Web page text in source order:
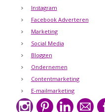
Instagram
Facebook Adverteren
Marketing
Social Media
Bloggen
Ondernemen
Contentmarketing
E-mailmarketing